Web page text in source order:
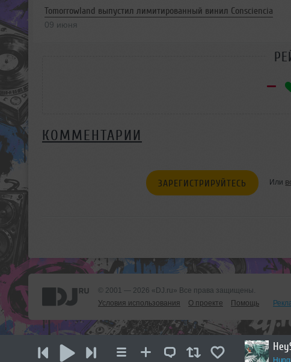
Tomorrowland выпустил лимитированный винил Consciencia
09 июня
КОММЕНТАРИИ
ЗАРЕГИСТРИРУЙТЕСЬ Или
© 2001 — 2026 «DJ.ru» Все права защищены.
Условия использования
О проекте Помощь